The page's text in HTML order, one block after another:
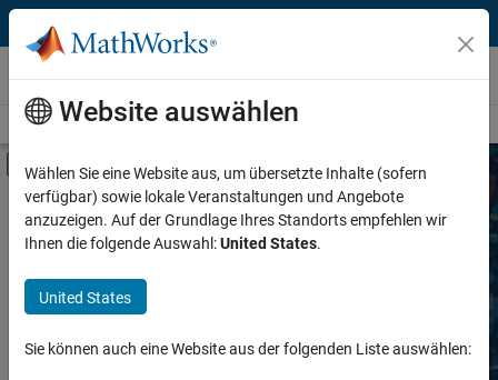
Weiter zum Inhalt
Produkte von Drittanbietern
Übersicht Become a Partner Produkte suchen
Umschaltung für Off-Canvas-
Service Type
Task
Industry
Search Third-Party Services
Explore training, consulting, and system integration services
provided by partners with expertise in MATLAB and Simulink.
Website auswählen
Wählen Sie eine Website aus, um übersetzte Inhalte (sofern
verfügbar) sowie lokale Veranstaltungen und Angebote
anzuzeigen. Auf der Grundlage Ihres Standorts empfehlen wir
Ihnen die folgende Auswahl:United States.
United States
Sie können auch eine Website aus der folgenden Liste auswählen: